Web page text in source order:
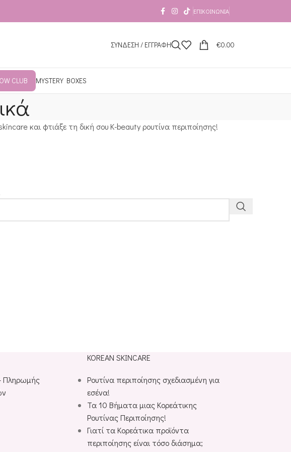
ΕΠΙΚΟΙΝΩΝΊΑ
ΣΥΝΔΕΣΗ / ΕΓΓΡΑΦΗ €0.00
CLUB MYSTERY BOXES
και φτιάξε τη δική σου K-beauty ρουτίνα περιποίησης!
Πληρωμής
KOREAN SKINCARE
Ρουτίνα περιποίησης σχεδιασμένη για
εσένα!
Τα 10 Βήματα μιας Κορεάτικης
Ρουτίνας Περιποίησης!
Γιατί τα Κορεάτικα προϊόντα
περιποίησης είναι τόσο διάσημα;